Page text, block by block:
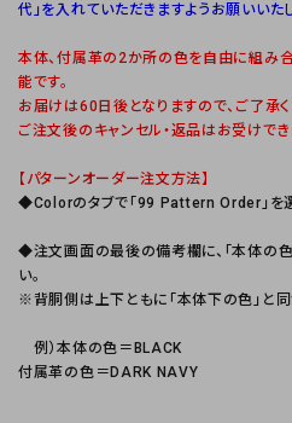
代」を入れていただきますようお願いいたし
本体、付属革の2か所の色を自由に組み
能です。
お届けは60日後となりますので、ご了承く
ご注文後のキャンセル・返品はお受けでき
【パターンオーダー注文方法】
◆Colorのタブで「99 Pattern Order」を選
◆注文画面の最後の備考欄に、「本体の色
い。
※背胴側は上下ともに「本体下の色」と同
例）本体の色＝BLACK
付属革の色＝DARK NAVY